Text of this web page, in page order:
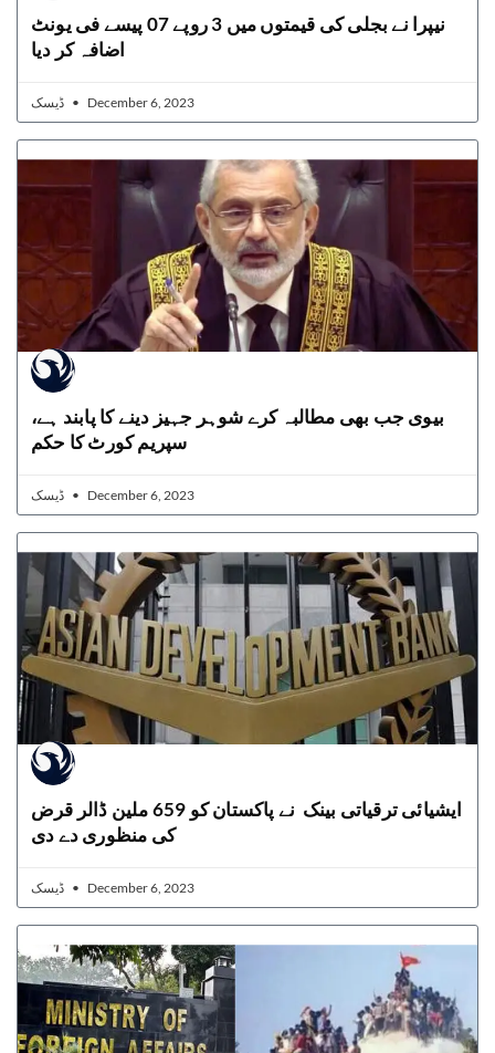
نیپرا نے بجلی کی قیمتوں میں 3 روپے 07 پیسے فی یونٹ
اضافہ کر دیا
December 6, 2023
بیوی جب بھی مطالبہ کرے شوہر جہیز دینے کا پابند ہے،
سپریم کورٹ کا حکم
December 6, 2023
ایشیائی ترقیاتی بینک نے پاکستان کو 659 ملین ڈالر قرض
کی منظوری دے دی
December 6, 2023